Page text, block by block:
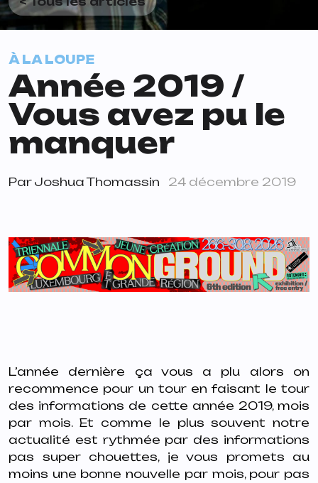
À LA LOUPE
Année 2019 /
Vous avez pu le
manquer
Par Joshua Thomassin 24 décembre 2019
L’année dernière ça vous a plu alors on
recommence pour un tour en faisant le tour
des informations de cette année 2019, mois
par mois. Et comme le plus souvent notre
actualité est rythmée par des informations
pas super chouettes, je vous promets au
moins une bonne nouvelle par mois, pour pas